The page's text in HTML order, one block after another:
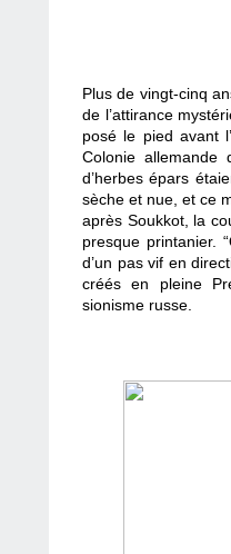
Plus de vingt-cinq
de l’attirance
posé le pied avant
Colonie allemande
d’herbes épars
sèche et nue, et ce
après Soukkot, la
presque printanier.
d’un pas vif en
créés en pleine
sionisme russe.